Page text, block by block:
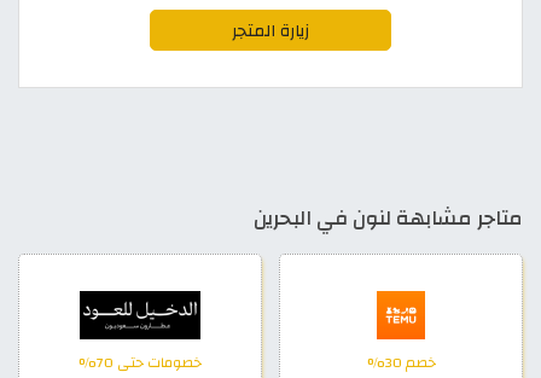
زيارة المتجر
متاجر مشابهة لنون في البحرين
خصم 30% خصومات حتى 70%